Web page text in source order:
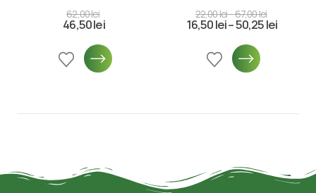
62,00lei
46,50lei
22,00lei–67,00lei
16,50lei–50,25lei